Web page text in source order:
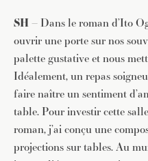
SH –Dans le roman d’Ito
ouvrir une porte sur nos
palette gustative et nous
Idéalement, un repas
faire naître un sentiment
table. Pour investir cette
roman, j’ai conçu une
projections sur tables. Au